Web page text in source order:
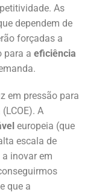
As
dependem de
forçadas a
para a eficiência
em pressão para
A
europeia (que
escala de
inovar em
que a